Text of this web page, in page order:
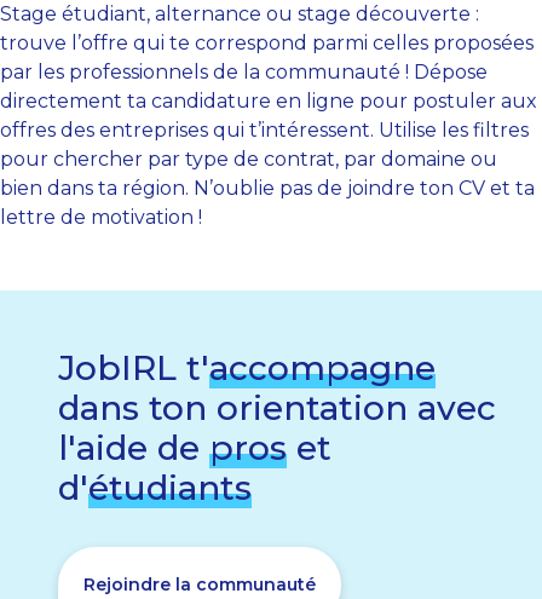
Stage étudiant, alternance ou stage découverte :
trouve l’offre qui te correspond parmi celles proposées
par les professionnels de la communauté ! Dépose
directement ta candidature en ligne pour postuler aux
offres des entreprises qui t’intéressent. Utilise les filtres
pour chercher par type de contrat, par domaine ou
bien dans ta région. N’oublie pas de joindre ton CV et ta
lettre de motivation !
JobIRL t'accompagne
dans ton orientation avec
l'aide de pros et
d'étudiants
Rejoindre la communauté